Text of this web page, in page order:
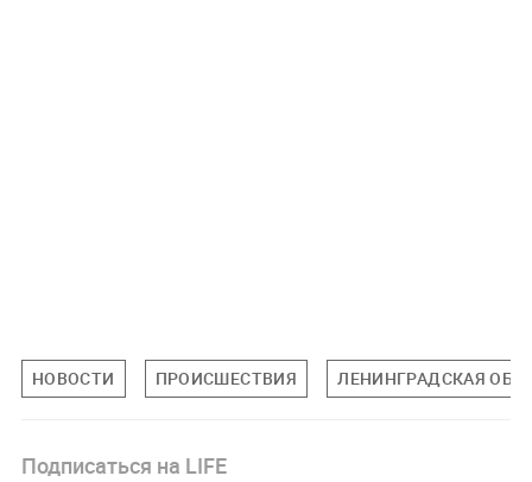
НОВОСТИ ПРОИСШЕСТВИЯ ЛЕНИНГРАДСКАЯ
Подписаться на LIFE